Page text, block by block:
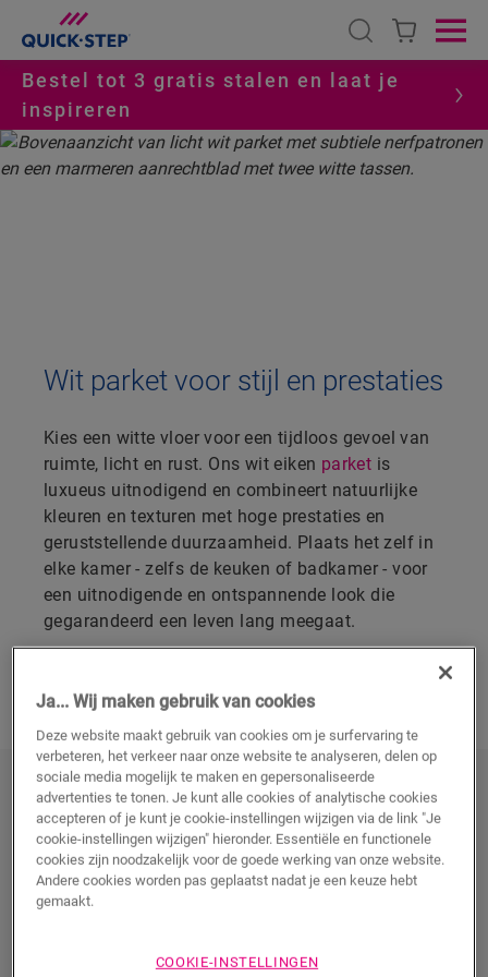
Open search
Bestel tot 3 gratis stalen en laat je
inspireren
Wit parket voor stijl en prestaties
Kies een witte vloer voor een tijdloos gevoel van
ruimte, licht en rust. Ons wit eiken parket is
luxueus uitnodigend en combineert natuurlijke
kleuren en texturen met hoge prestaties en
geruststellende duurzaamheid. Plaats het zelf in
elke kamer - zelfs de keuken of badkamer - voor
een uitnodigende en ontspannende look die
gegarandeerd een leven lang meegaat.
PARKET
Ontdek onze collectie wit parket
Ja... Wij maken gebruik van cookies
Deze website maakt gebruik van cookies om je surfervaring te
verbeteren, het verkeer naar onze website te analyseren, delen op
sociale media mogelijk te maken en gepersonaliseerde
advertenties te tonen. Je kunt alle cookies of analytische cookies
accepteren of je kunt je cookie-instellingen wijzigen via de link "Je
cookie-instellingen wijzigen" hieronder. Essentiële en functionele
cookies zijn noodzakelijk voor de goede werking van onze website.
Andere cookies worden pas geplaatst nadat je een keuze hebt
gemaakt.
COOKIE-INSTELLINGEN